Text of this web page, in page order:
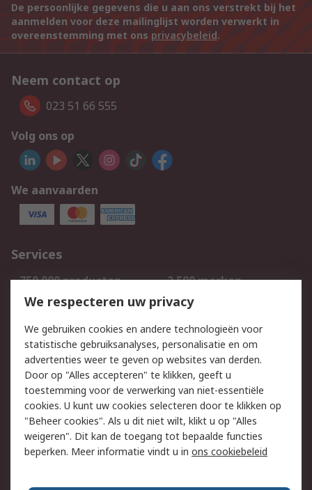
De persoonlijke gegevens die u aan ons verstrekt bij het
aanmelden voor deze mailinglijst worden verwerkt in
overeenstemming met ons privacybeleid.
Neem contact op
023 51 66 555
Volg ons op
We aanvaarden
Services
750.000 producten
2.500 merken
Bestellen
Inkoopoplossingen
Track & Trace
Wettelijk
Cookiebeleid
Email veiligheid
Privacybeleid
Websitevoorwaarden
Algemene
verkoopvoorwaarden
We respecteren uw privacy
We gebruiken cookies en andere technologieën voor
statistische gebruiksanalyses, personalisatie en om
advertenties weer te geven op websites van derden.
Door op "Alles accepteren" te klikken, geeft u
toestemming voor de verwerking van niet-essentiële
cookies. U kunt uw cookies selecteren door te klikken op
"Beheer cookies". Als u dit niet wilt, klikt u op "Alles
weigeren". Dit kan de toegang tot bepaalde functies
beperken. Meer informatie vindt u in ons cookiebeleid